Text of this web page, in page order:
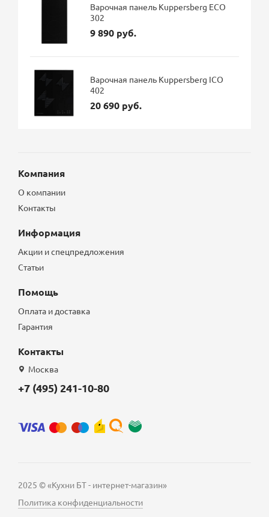
Варочная панель Kuppersberg ECO
302
9 890 руб.
Варочная панель Kuppersberg ICO
402
20 690 руб.
Компания
О компании
Контакты
Информация
Акции и спецпредложения
Статьи
Помощь
Оплата и доставка
Гарантия
Контакты
Москва
+7 (495) 241-10-80
2025 © «Кухни БТ - интернет-магазин»
Политика конфиденциальности